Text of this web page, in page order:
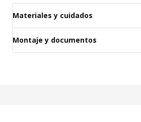
Materiales y cuidados
Montaje y documentos